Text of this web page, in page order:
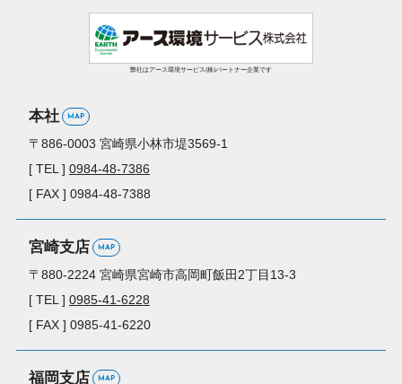
弊社はアース環境サービス(株)パートナー企業です
本社 MAP
〒886-0003 宮崎県小林市堤3569-1
[ TEL ] 0984-48-7386
[ FAX ] 0984-48-7388
宮崎支店 MAP
〒880-2224 宮崎県宮崎市高岡町飯田2丁目13-3
[ TEL ] 0985-41-6228
[ FAX ] 0985-41-6220
福岡支店 MAP